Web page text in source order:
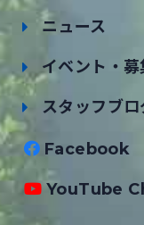
ニュース
イベント・
スタッフブロ
Facebook
YouTube